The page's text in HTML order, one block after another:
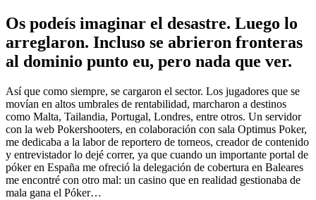
Os podeís imaginar el desastre. Luego lo
arreglaron. Incluso se abrieron fronteras
al dominio punto eu, pero nada que ver.
Así que como siempre, se cargaron el sector. Los jugadores que se
movían en altos umbrales de rentabilidad, marcharon a destinos
como Malta, Tailandia, Portugal, Londres, entre otros. Un servidor
con la web Pokershooters, en colaboración con sala Optimus Poker,
me dedicaba a la labor de reportero de torneos, creador de contenido
y entrevistador lo dejé correr, ya que cuando un importante portal de
póker en España me ofreció la delegación de cobertura en Baleares
me encontré con otro mal: un casino que en realidad gestionaba de
mala gana el Póker…